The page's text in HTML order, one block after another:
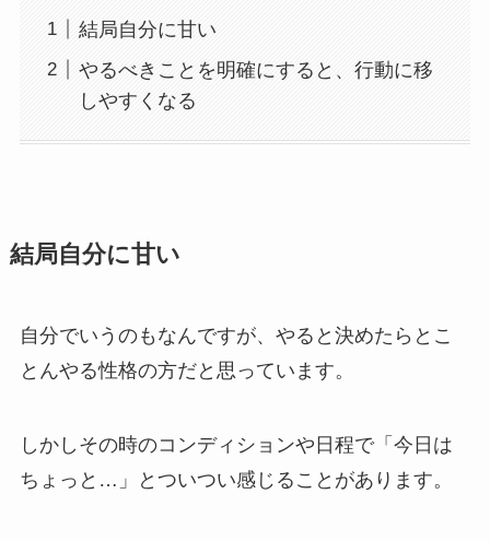
結局自分に甘い
やるべきことを明確にすると、行動に移
しやすくなる
結局自分に甘い
自分でいうのもなんですが、やると決めたらとこ
とんやる性格の方だと思っています。
しかしその時のコンディションや日程で「今日は
ちょっと…」とついつい感じることがあります。